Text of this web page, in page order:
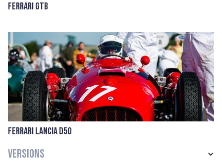
Ferrari GTB
Ferrari Lancia D50
Versions